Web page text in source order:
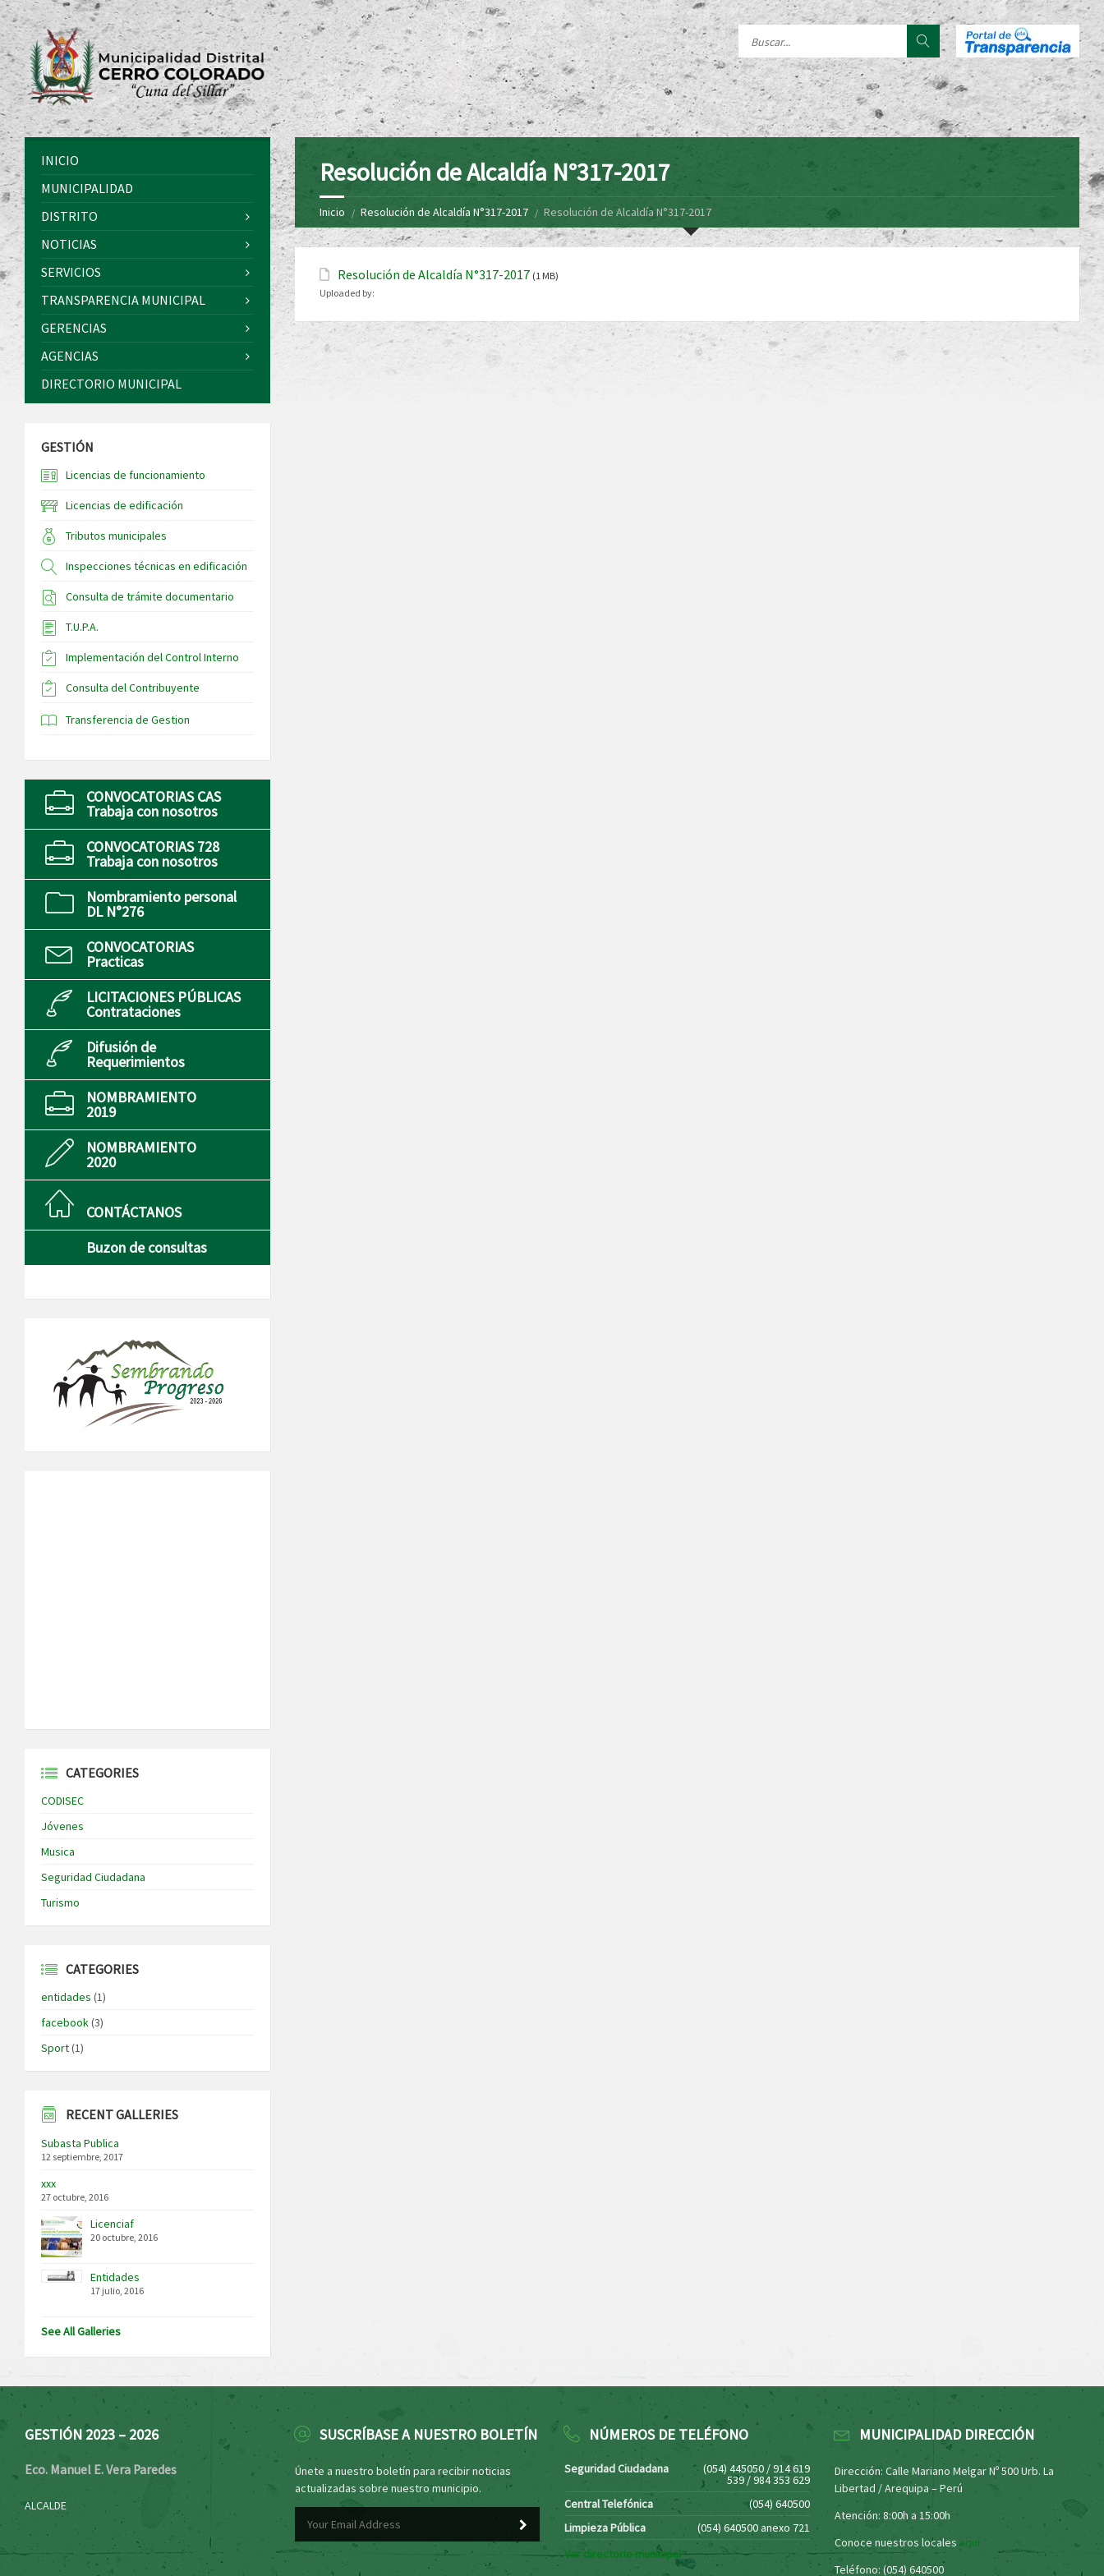
Resolución de Alcaldía N°317-2017
Inicio Resolución de Alcaldía N°317-2017 Resolución de Alcaldía N°317-2017
Resolución de Alcaldía N°317-2017 (1 MB)
Uploaded by:
INICIO
MUNICIPALIDAD
DISTRITO
NOTICIAS
SERVICIOS
TRANSPARENCIA MUNICIPAL
GERENCIAS
AGENCIAS
DIRECTORIO MUNICIPAL
GESTIÓN
Licencias de funcionamiento
Licencias de edificación
Tributos municipales
Inspecciones técnicas en edificación
Consulta de trámite documentario
T.U.P.A.
Implementación del Control Interno
Consulta del Contribuyente
Transferencia de Gestion
CONVOCATORIAS CAS
Trabaja con nosotros
CONVOCATORIAS 728
Trabaja con nosotros
Nombramiento personal
DL N°276
CONVOCATORIAS
Practicas
LICITACIONES PÚBLICAS
Contrataciones
Difusión de
Requerimientos
NOMBRAMIENTO
2019
NOMBRAMIENTO
2020
CONTÁCTANOS
Buzon de consultas
CATEGORIES
CODISEC
Jóvenes
Musica
Seguridad Ciudadana
Turismo
CATEGORIES
entidades (1)
facebook(3)
Sport(1)
RECENT GALLERIES
Subasta Publica
12 septiembre, 2017
xxx
27 octubre, 2016
Licenciaf
20 octubre, 2016
Entidades
17 julio, 2016
See All Galleries
GESTIÓN 2023 – 2026
Eco. Manuel E. Vera Paredes
ALCALDE
SUSCRÍBASE A NUESTRO BOLETÍN
Únete a nuestro boletín para recibir noticias
actualizadas sobre nuestro municipio.
NÚMEROS DE TELÉFONO
Seguridad Ciudadana (054) 445050 / 914 619
539 / 984 353 629
Central Telefónica
(054) 640500
Limpieza Pública
(054) 640500 anexo 721
Ver directorio municipal
MUNICIPALIDAD DIRECCIÓN
Dirección: Calle Mariano Melgar Nº 500 Urb. La
Libertad / Arequipa – Perú
Atención: 8:00h a 15:00h
Conoce nuestros locales aquí
Teléfono: (054) 640500